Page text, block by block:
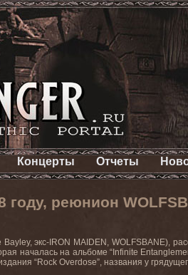
Концерты Отчеты
реюнион
экс-IRON MAIDEN, WOLFSBANE),
началась на альбоме “Infinite
“Rock Overdose”, названия у